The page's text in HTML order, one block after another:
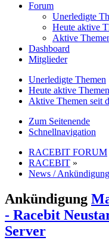
Forum
Unerledigte
Heute aktive
Aktive
Dashboard
Mitglieder
Unerledigte Themen
Heute aktive Themen
Aktive Themen seit
Zum Seitenende
Schnellnavigation
RACEBIT FORUM
RACEBIT »
News /
Ankündigung
- Racebit
Server